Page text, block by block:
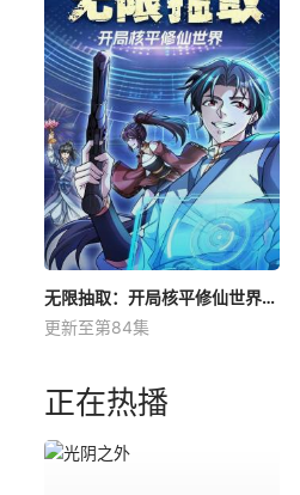
无限抽取：开局核平修仙世界动态漫
更新至第84集
正在热播